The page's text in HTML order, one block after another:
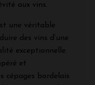
aux vins.
une véritable
des vins d’une
exceptionnelle.
et
cépages bordelais